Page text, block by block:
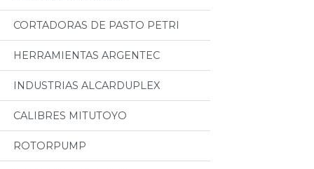
CORTADORAS DE PASTO PETRI
HERRAMIENTAS ARGENTEC
INDUSTRIAS ALCARDUPLEX
CALIBRES MITUTOYO
ROTORPUMP